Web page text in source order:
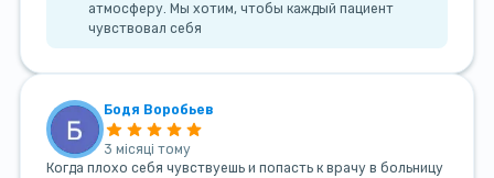
атмосферу. Мы хотим, чтобы каждый пациент
чувствовал себя
Бодя Воробьев
3 місяці тому
Когда плохо себя чувствуешь и попасть к врачу в больницу